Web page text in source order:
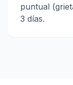
puntual
3 días.